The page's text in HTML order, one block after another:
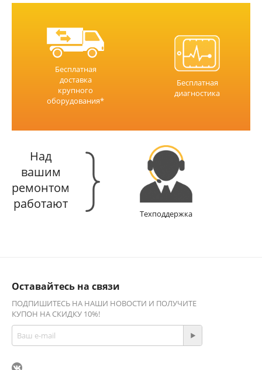
Бесплатная
доставка
крупного
оборудования*
Бесплатная
диагностика
Над
вашим
ремонтом
работают
Техподдержка
Оставайтесь на связи
ПОДПИШИТЕСЬ НА НАШИ НОВОСТИ И ПОЛУЧИТЕ
КУПОН НА СКИДКУ 10%!